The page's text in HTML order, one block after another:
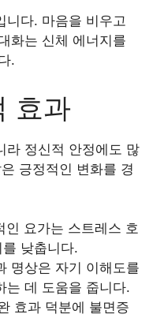
니다. 마음을 비우고
화는 신체 에너지를
.
효과
라 정신적 안정에도 많
긍정적인 변화를 경
인 요가는 스트레스 호
낮춥니다.
명상은 자기 이해도를
는 데 도움을 줍니다.
효과 덕분에 불면증